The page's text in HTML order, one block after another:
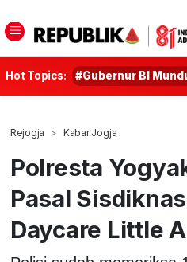
Hot Topics: #Gubernur BI
Rejogja Kabar Jogja
Polresta
Pasal
Daycare Little